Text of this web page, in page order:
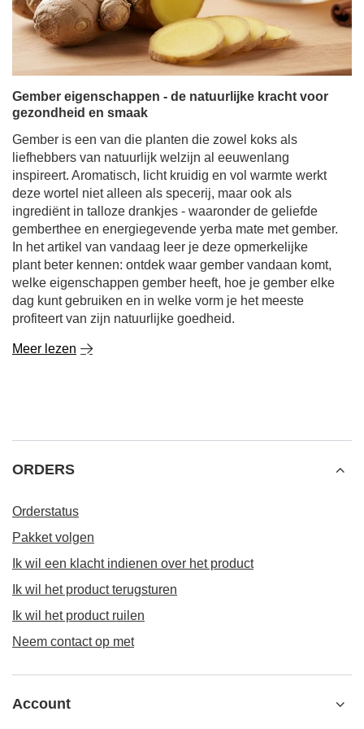
Gember eigenschappen - de natuurlijke kracht voor
gezondheid en smaak
Gember is een van die planten die zowel koks als
liefhebbers van natuurlijk welzijn al eeuwenlang
inspireert. Aromatisch, licht kruidig en vol warmte werkt
deze wortel niet alleen als specerij, maar ook als
ingrediënt in talloze drankjes - waaronder de geliefde
gemberthee en energiegevende yerba mate met gember.
In het artikel van vandaag leer je deze opmerkelijke
plant beter kennen: ontdek waar gember vandaan komt,
welke eigenschappen gember heeft, hoe je gember elke
dag kunt gebruiken en in welke vorm je het meeste
profiteert van zijn natuurlijke goedheid.
Meer lezen
ORDERS
Orderstatus
Pakket volgen
Ik wil een klacht indienen over het product
Ik wil het product terugsturen
Ik wil het product ruilen
Neem contact op met
Account